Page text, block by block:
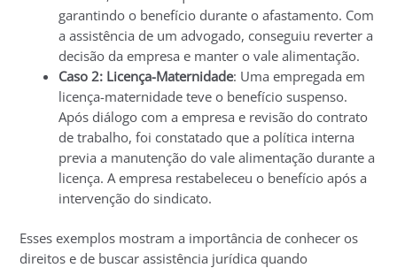
garantindo o benefício durante o afastamento. Com
a assistência de um advogado, conseguiu reverter a
decisão da empresa e manter o vale alimentação.
Caso 2: Licença-Maternidade: Uma empregada em
licença-maternidade teve o benefício suspenso.
Após diálogo com a empresa e revisão do contrato
de trabalho, foi constatado que a política interna
previa a manutenção do vale alimentação durante a
licença. A empresa restabeleceu o benefício após a
intervenção do sindicato.
Esses exemplos mostram a importância de conhecer os
direitos e de buscar assistência jurídica quando